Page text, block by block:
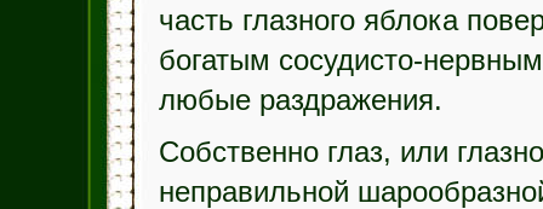
часть глазного яблока
богатым сосудисто-
любые раздражения.
Собственно глаз, или
неправильной